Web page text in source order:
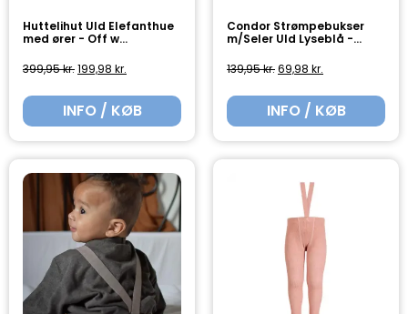
Huttelihut Uld Elefanthue
med ører - Off w...
399,95kr.199,98 kr.
INFO / KØB
Condor Strømpebukser
m/Seler Uld Lyseblå -...
139,95kr.69,98 kr.
INFO / KØB